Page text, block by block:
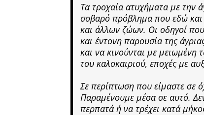
Τα τροχαία ατυχήματα με την
σοβαρό πρόβλημα που εδώ και
και άλλων ζώων. Οι οδηγοί που
και έντονη παρουσία της
και να κινούνται με μειωμένη
του καλοκαιριού, εποχές με
Σε περίπτωση που είμαστε σε
Παραμένουμε μέσα σε αυτό.
περπατά ή να τρέχει κατά